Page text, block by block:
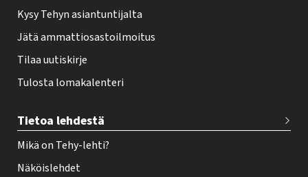
Kysy Tehyn asiantuntijalta
Jätä ammattiosastoilmoitus
Tilaa uutiskirje
Tulosta lomakalenteri
Tietoa lehdestä
Mikä on Tehy-lehti?
Näköislehdet